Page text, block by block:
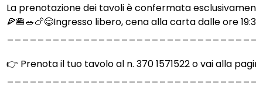
La prenotazione dei tavoli è confermata
🍕🍔🥗🍗😋Ingresso libero, cena alla carta dalle ore
👉 Prenota il tuo tavolo al n. 370 1571522 o vai alla